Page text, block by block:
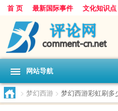
首 页 最新国际事件 文化知识点
网站导航
> 梦幻西游 > 梦幻西游彩虹刷多